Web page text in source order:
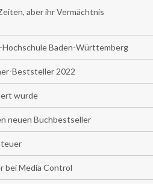
aber ihr Vermächtnis
Baden-Württemberg
Beststeller 2022
wurde
neuen Buchbestseller
bei Media Control